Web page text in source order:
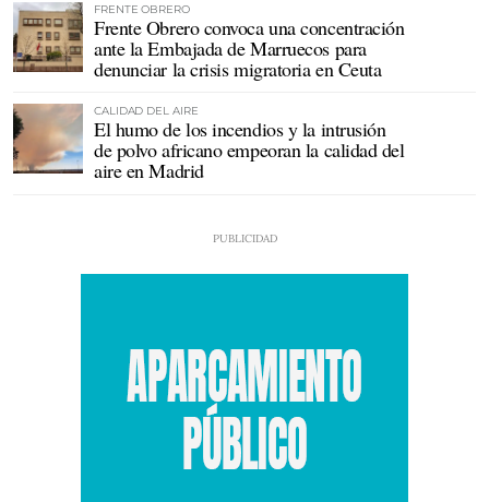
FRENTE OBRERO
Frente Obrero convoca una concentración
ante la Embajada de Marruecos para
denunciar la crisis migratoria en Ceuta
CALIDAD DEL AIRE
El humo de los incendios y la intrusión
de polvo africano empeoran la calidad del
aire en Madrid